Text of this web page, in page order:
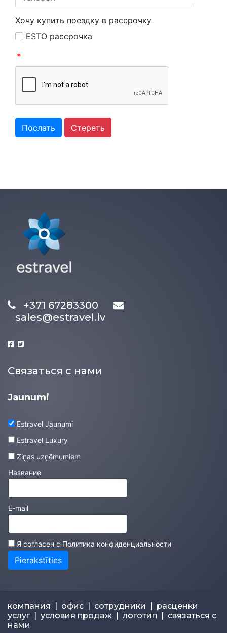
Хочу купить поездку в рассрочку
ESTO рассрочка
*
Послать Стереть
+371 67283300
sales@estravel.lv
Связаться с нами
Jaunumi
Estravel Jaunumi
Estravel Luxury
Ziņas uzņēmumiem
Название
E-mail
Я согласен с Политика конфиденциальности
Pierakstīties
компания | офис | сотрудники | расценки
услуг| условия продаж | логотип | связаться с
нами